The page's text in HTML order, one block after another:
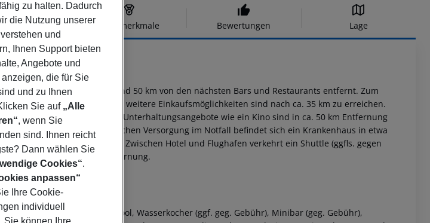
Hotelmerkmale Bewertungen Lage
5
Resort And Spa liegt rund 50 km von den nächsten Bars und Restaurants entfernt. Zum
50 km. Ein Supermarkt sowie weitere Einkaufsmöglichkeiten sind nach ca. 35 km zu erreichen.
rund 50 km entfernt. Weitere Unterhaltungsangebote wie ein Kino sind in ca. 50 km Entfernung
Verleih. Zur ärztlichen Versorgung im Notfall befindet sich ein Krankenhaus in etwa
(AUH) ist ca. 102 km entfernt. Zwischen Hotel und Flughafen verkehrt ein Shuttle (ggfls. gegen
liegt in etwa 71 km Entfernung.
Twinbett, Gemeinschaftspool, Wasserkocher (ggf. geg. Gebühr), Minibar (geg. Gebühr),
zu halten. Dadurch
die Nutzung unserer
und
Ihnen Support bieten
Angebote und
die für Sie
und zu Ihnen
Sie auf „Alle
, wenn Sie
sind. Ihnen reicht
Dann wählen Sie
Cookies“.
anpassen“
Ihre Cookie-
individuell